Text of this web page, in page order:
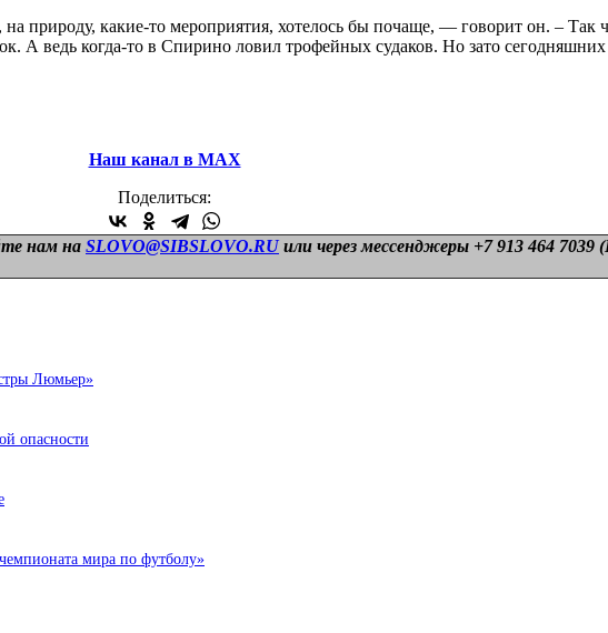
природу, какие-то мероприятия, хотелось бы почаще, — говорит он. – Так
А ведь когда-то в Спирино ловил трофейных судаков. Но зато
Наш канал в МАХ
Поделиться:
нам на SLOVO@SIBSLOVO.RU или через мессенджеры +7 913 464
Люмьер»
опасности
мира по футболу»